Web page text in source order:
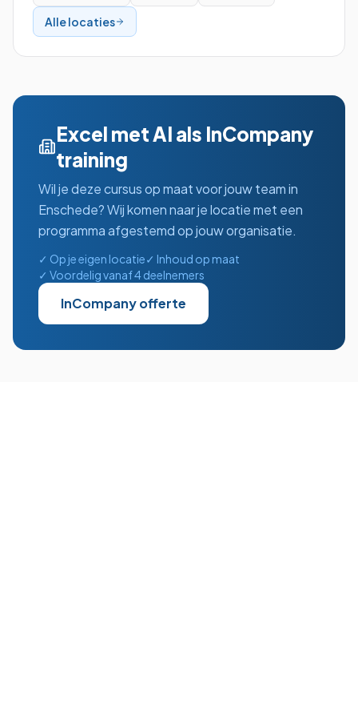
Alle locaties
Excel met AI als InCompany
training
Wil je deze cursus op maat voor jouw team in
Enschede? Wij komen naar je locatie met een
programma afgestemd op jouw organisatie.
✓ Op je eigen locatie✓ Inhoud op maat
✓ Voordelig vanaf 4 deelnemers
InCompany offerte